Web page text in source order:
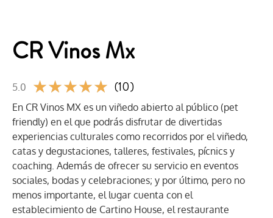
CR Vinos Mx
5.0 ★★★★★ (10)
En CR Vinos MX es un viñedo abierto al público (pet
friendly) en el que podrás disfrutar de divertidas
experiencias culturales como recorridos por el viñedo,
catas y degustaciones, talleres, festivales, pícnics y
coaching. Además de ofrecer su servicio en eventos
sociales, bodas y celebraciones; y por último, pero no
menos importante, el lugar cuenta con el
establecimiento de Cartino House, el restaurante